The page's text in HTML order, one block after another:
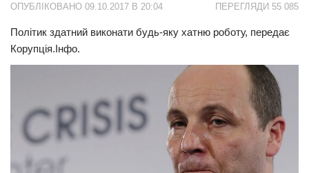
Донбас
Одеса
Схід
Економіка
ПЕРЕГЛЯДИ 55 085
ОПУБЛІКОВАНО 09.10.2017 В 20:04
Політик здатний виконати будь-яку хатню роботу, передає
Корупція.Інфо.